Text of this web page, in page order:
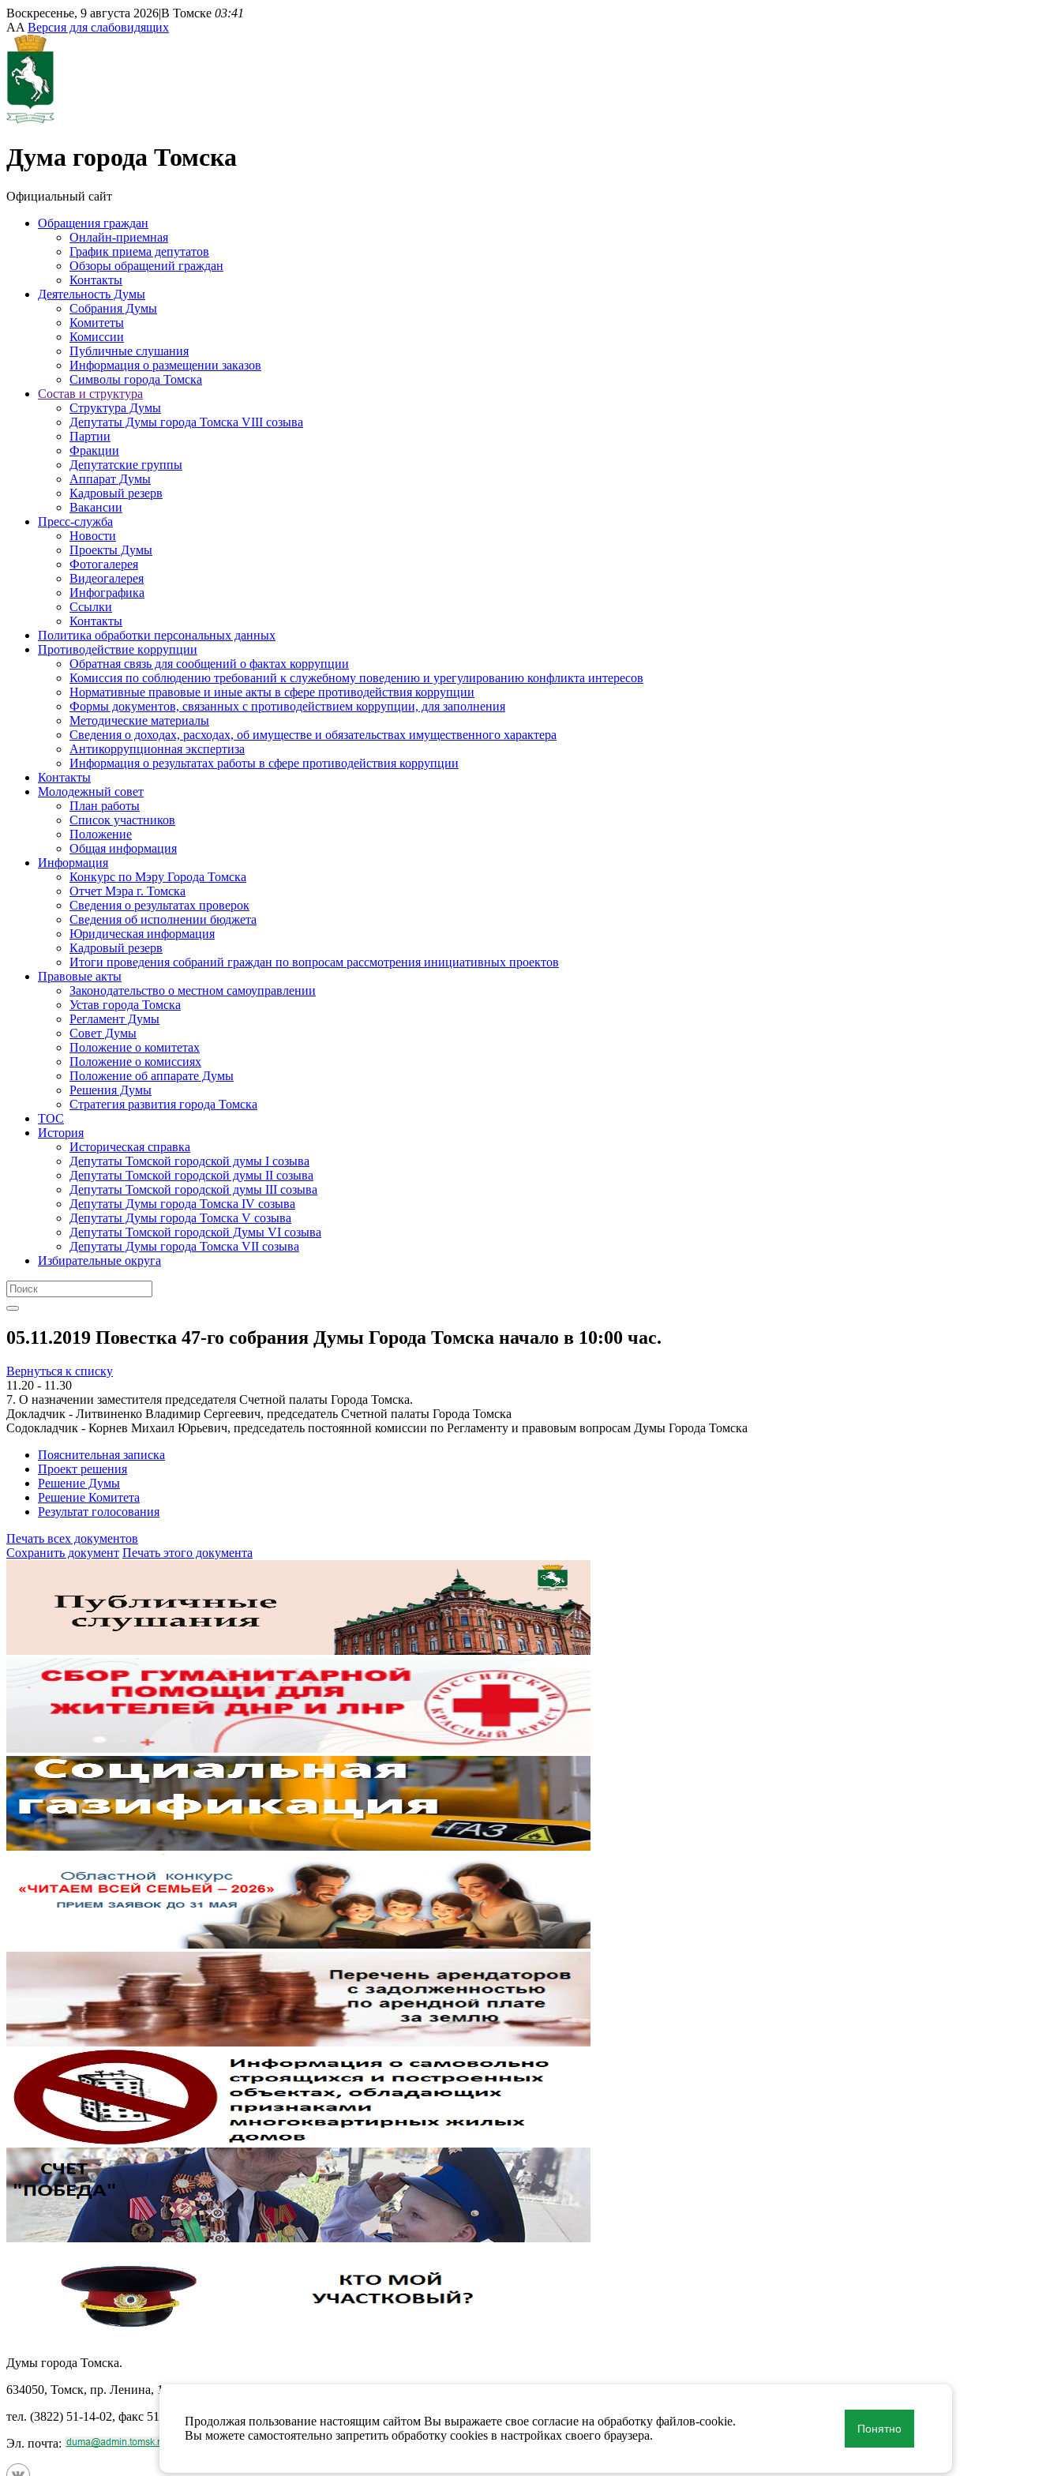
Воскресенье, 9 августа 2026|В Томске 03:41
AA Версия для слабовидящих
Дума города Томска
Официальный сайт
Обращения граждан
Онлайн-приемная
График приема депутатов
Обзоры обращений граждан
Контакты
Деятельность Думы
Собрания Думы
Комитеты
Комиссии
Публичные слушания
Информация о размещении заказов
Символы города Томска
Состав и структура
Структура Думы
Депутаты Думы города Томска VIII созыва
Партии
Фракции
Депутатские группы
Аппарат Думы
Кадровый резерв
Вакансии
Пресс-служба
Новости
Проекты Думы
Фотогалерея
Видеогалерея
Инфографика
Ссылки
Контакты
Политика обработки персональных данных
Прoтивoдeйствие кoрpупции
Обратная связь для сообщений о фактах коррупции
Комиссия по соблюдению требований к служебному поведению и урегулированию конфликта интересов
Нормативные правовые и иные акты в сфере противодействия коррупции
Формы документов, связанных с противодействием коррупции, для заполнения
Методические материалы
Сведения о доходах, расходах, об имуществе и обязательствах имущественного характера
Антикоррупционная экспертиза
Информация о результатах работы в сфере противодействия коррупции
Контакты
Молодежный совет
План работы
Список участников
Положение
Общая информация
Информация
Конкурс по Мэру Города Томска
Отчет Мэра г. Томска
Сведения о результатах проверок
Сведения об исполнении бюджета
Юридическая информация
Кадровый резерв
Итоги проведения собраний граждан по вопросам рассмотрения инициативных проектов
Правовые акты
Законодательство о местном самоуправлении
Устав города Томска
Регламент Думы
Совет Думы
Положение о комитетах
Положение о комиссиях
Положение об аппарате Думы
Решения Думы
Стратегия развития города Томска
ТОС
История
Историческая справка
Депутаты Томской городской думы I созыва
Депутаты Томской городской думы II созыва
Депутаты Томской городской думы III созыва
Депутаты Думы города Томска IV созыва
Депутаты Думы города Томска V созыва
Депутаты Томской городской Думы VI созыва
Депутаты Думы города Томска VII созыва
Избирательные округа
05.11.2019 Повестка 47-го собрания Думы Города Томска начало в 10:00 час.
Вернуться к списку
11.20 - 11.30
7. О назначении заместителя председателя Счетной палаты Города Томска.
Докладчик - Литвиненко Владимир Сергеевич, председатель Счетной палаты Города Томска
Содокладчик - Корнев Михаил Юрьевич, председатель постоянной комиссии по Регламенту и правовым вопросам Думы Города Томска
Пояснительная записка
Проект решения
Решение Думы
Решение Комитета
Результат голосования
Печать всех документов
Сохранить документ Печать этого документа
Думы города Томска.
634050, Томск, пр. Ленина, 105
тел. (3822) 51-14-02, факс 51-10-71
Эл. почта:
Продолжая пользование настоящим сайтом Вы выражаете свое согласие на обработку файлов-cookie.
Вы можете самостоятельно запретить обработку cookies в настройках своего браузера.
Понятно